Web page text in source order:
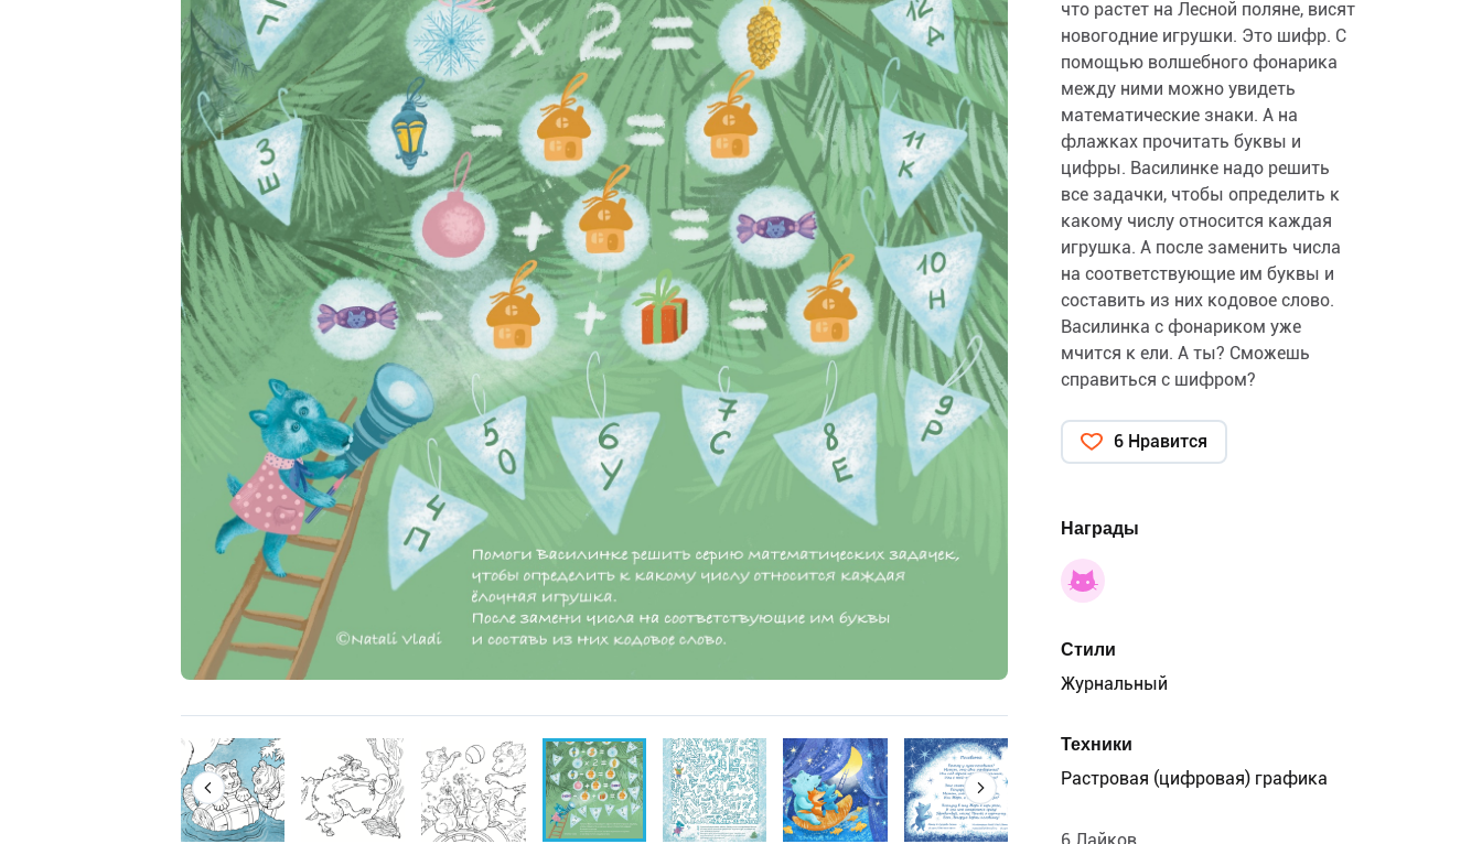
что растет на Лесной поляне, висят
новогодние игрушки. Это шифр. С
помощью волшебного фонарика
между ними можно увидеть
математические знаки. А на
флажках прочитать буквы и
цифры. Василинке надо решить
все задачки, чтобы определить к
какому числу относится каждая
игрушка. А после заменить числа
на соответствующие им буквы и
составить из них кодовое слово.
Василинка с фонариком уже
мчится к ели. А ты? Сможешь
справиться с шифром?
6 Нравится
Награды
Стили
Журнальный
Техники
Растровая (цифровая) графика